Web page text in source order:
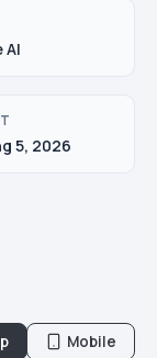
AI
5, 2026
Mobile